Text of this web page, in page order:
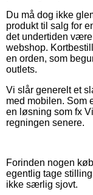
Du må dog ikke
produkt til salg for
det undertiden
webshop.
en orden, som
outlets.
Vi slår generelt et
med mobilen. Som
en løsning som fx
regningen senere.
Forinden nogen
egentlig tage
ikke særlig sjovt.